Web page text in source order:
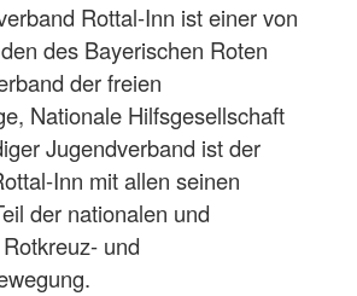
Rottal-Inn ist einer von
des Bayerischen Roten
der freien
Nationale Hilfsgesellschaft
Jugendverband ist der
Inn mit allen seinen
der nationalen und
und